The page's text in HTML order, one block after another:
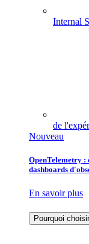
Internal
de
Nouveau
OpenTelemetry :
dashboards
En savoir plus
Pourquoi